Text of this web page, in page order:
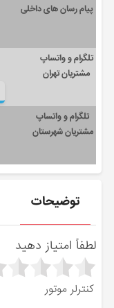
پیام رسان های داخلی
تلگرام و واتساپ
مشتریان تهران
تلگرام و واتساپ
مشتریان شهرستان
توضیحات
لطفاً امتیاز دهید
كنترلر موتور